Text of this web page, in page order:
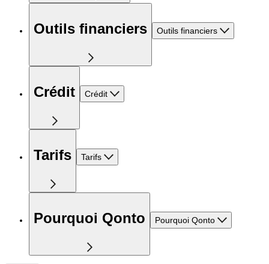
Outils financiers Outils financiers
Crédit Crédit
Tarifs Tarifs
Pourquoi Qonto Pourquoi Qonto